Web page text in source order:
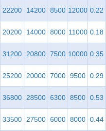
22200 14200 8500 12000 0.22
20200 14000 8000 11000 0.18
31200 20800 7500 10000 0.35
25200 20000 7000 9500 0.29
36800 28500 6300 8500 0.53
33500 27500 6000 8000 0.44